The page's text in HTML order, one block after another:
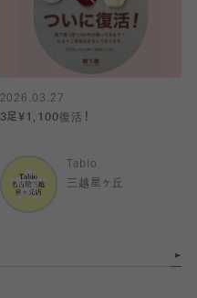
2026.03.27
3足¥1,100復活！
Tabio
三越星ヶ丘